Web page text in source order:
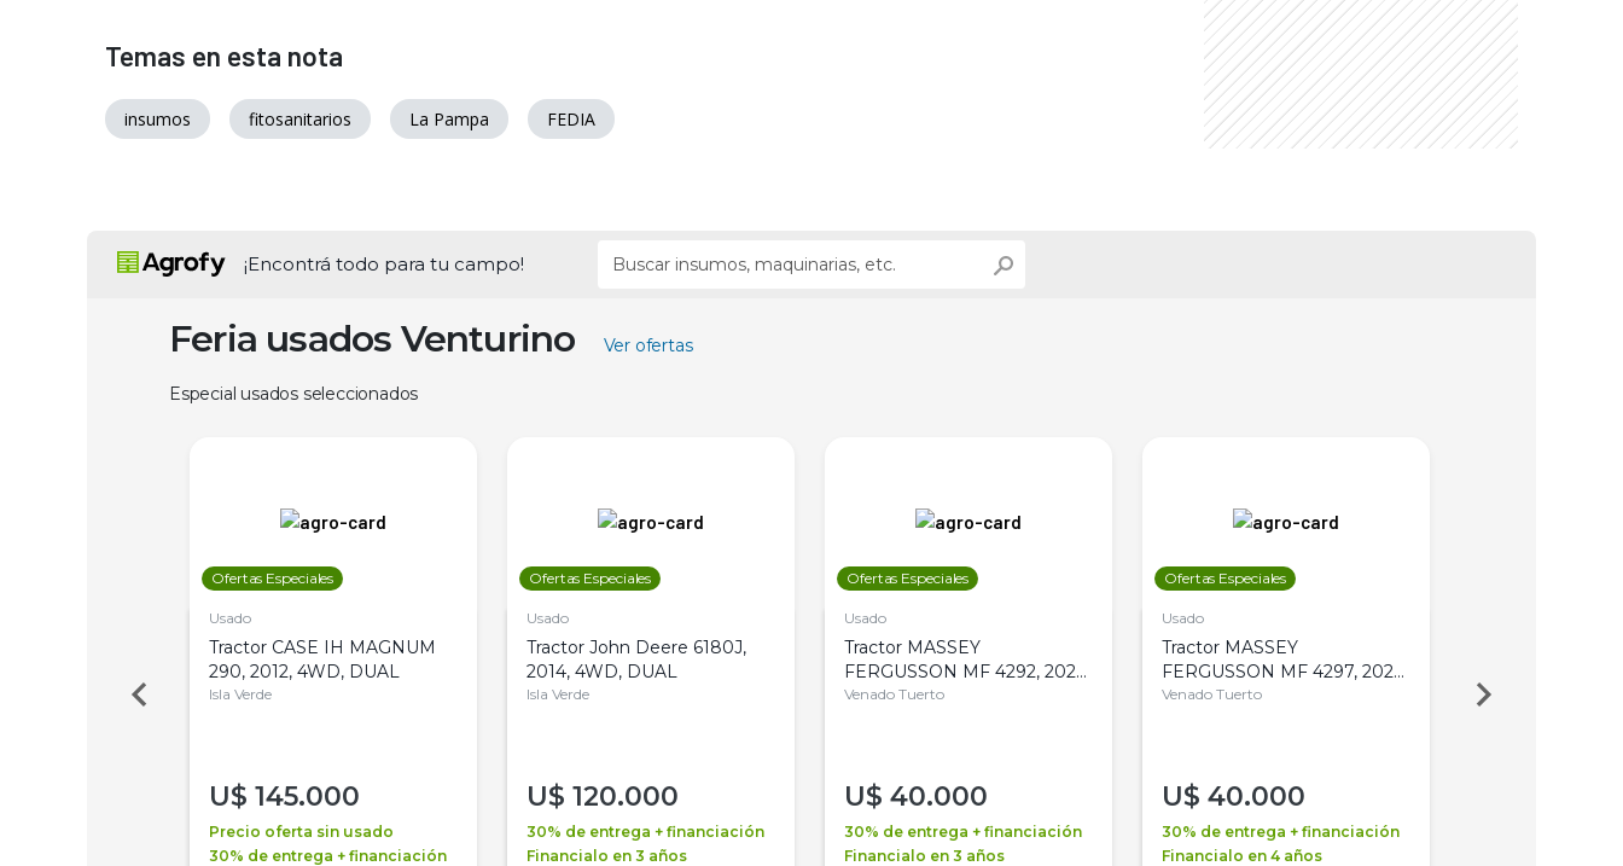
Temas en esta nota
insumos fitosanitarios La Pampa FEDIA
¡Encontrá todo para tu campo!
Feria usados Venturino Ver ofertas
Especial usados seleccionados
Ofertas Especiales
Usado
Tractor CASE IH MAGNUM
290, 2012, 4WD, DUAL
Isla Verde
U$ 145.000
Precio oferta sin usado
30% de entrega + financiación
Ofertas Especiales
Usado
Tractor John Deere 6180J,
2014, 4WD, DUAL
Isla Verde
U$ 120.000
30% de entrega + financiación
Financialo en 3 años
Ofertas Especiales
Usado
Tractor MASSEY
FERGUSSON MF 4292, 2020,
4WD, PATON
Venado Tuerto
U$ 40.000
30% de entrega + financiación
Financialo en 3 años
Ofertas Especiales
Usado
Tractor MASSEY
FERGUSSON MF 4297, 2020,
4WD, PATON
Venado Tuerto
U$ 40.000
30% de entrega + financiación
Financialo en 4 años
Venado Tuerto